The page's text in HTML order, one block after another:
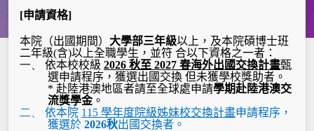
[申請資格]
本院（出國期間） 大學部三年級以上，及本院碩博士班
二年級(含)以上全職學生，並符 合以下資格之一者：
一、
依本校校級 2026 秋至 2027 春海外出國交換計畫甄
選申請程序，獲選出國交換 但未獲學校獎助者。
* 赴陸港澳地區者請至全球處申請學期赴陸港澳交
流獎學金。
二、
依本院 115 學年度院級姊妹校交換計畫申請程序，
獲選於 2026秋出國交換者。